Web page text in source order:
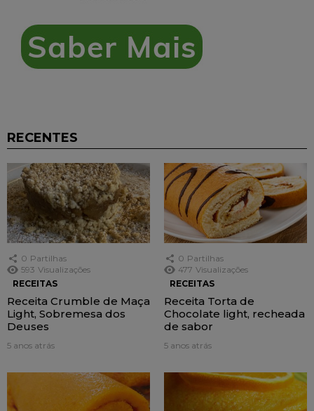
RECENTES
0 Partilhas
593 Visualizações
RECEITAS
Receita Crumble de Maça
Light, Sobremesa dos
Deuses
5 anos atrás
0 Partilhas
477 Visualizações
RECEITAS
Receita Torta de
Chocolate light, recheada
de sabor
5 anos atrás